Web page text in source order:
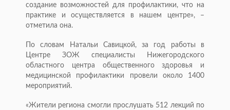
создание возможностей для профилактики, что на
практике и осуществляется в нашем центре», –
отметила она.
По словам Натальи Савицкой, за год работы в
Центре ЗОЖ специалисты Нижегородского
областного центра общественного здоровья и
медицинской профилактики провели около 1400
мероприятий.
«Жители региона смогли прослушать 512 лекций по